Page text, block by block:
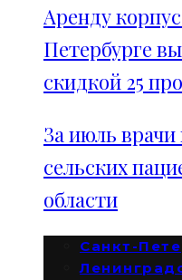
Аренду
Петербурге
скидкой 25
За июль врачи
сельских
области
Санкт-